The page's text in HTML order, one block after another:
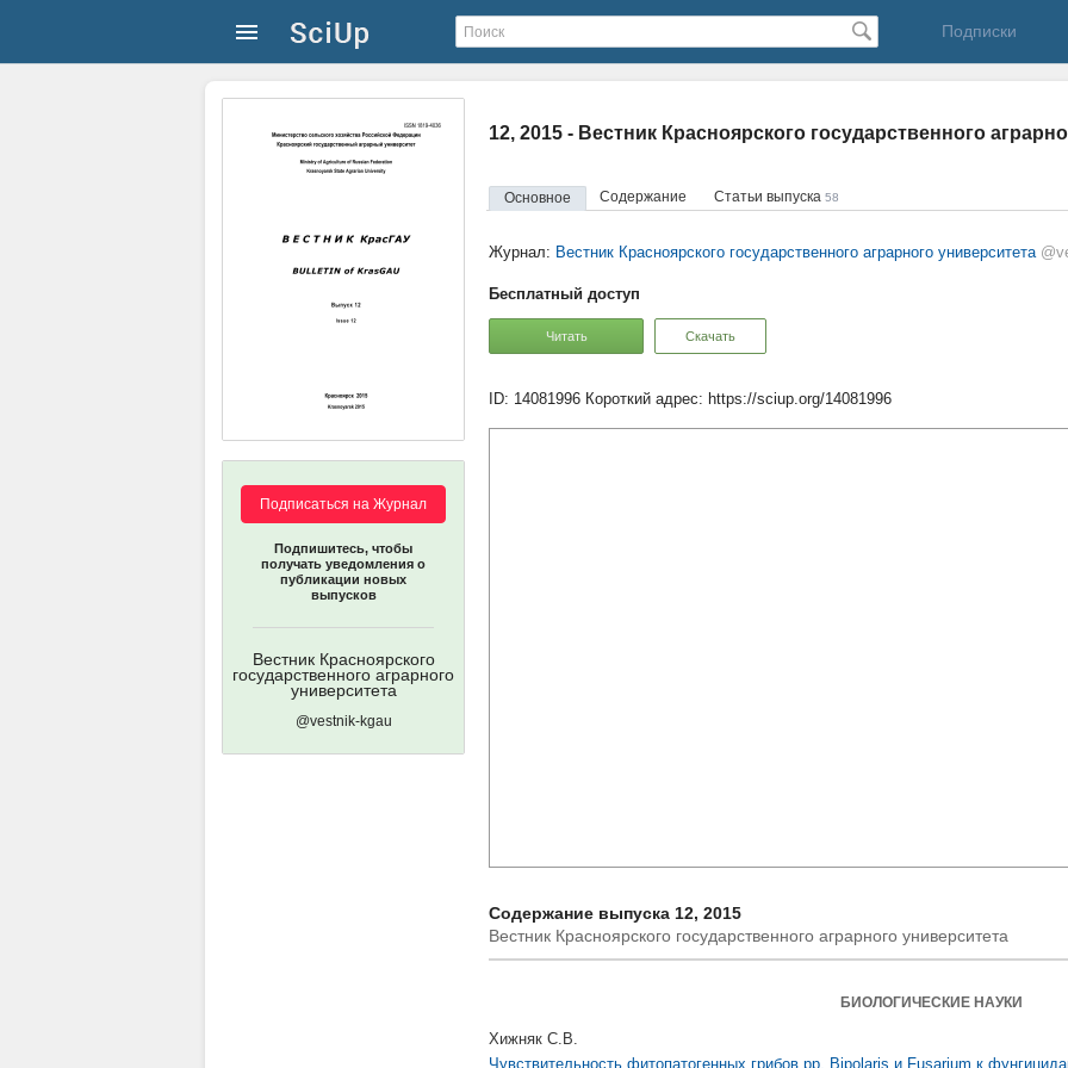
Подписки
12, 2015 - Вестник Красноярского государственного
Основное Содержание Статьи выпуска 58
Подписаться на Журнал
Подпишитесь, чтобы
получать уведомления о
публикации новых
выпусков
Вестник Красноярского
государственного аграрного
университета
@vestnik-kgau
Журнал: Вестник Красноярского государственного аграрного университета
Бесплатный доступ
Читать Скачать
ID: 14081996 Короткий адрес: https://sciup.org/14081996
Содержание выпуска 12, 2015
Вестник Красноярского государственного аграрного университета
БИОЛОГИЧЕСКИЕ НАУКИ
Хижняк С.В.
Чувствительность фитопатогенных грибов рр. Bipolaris и Fusarium к